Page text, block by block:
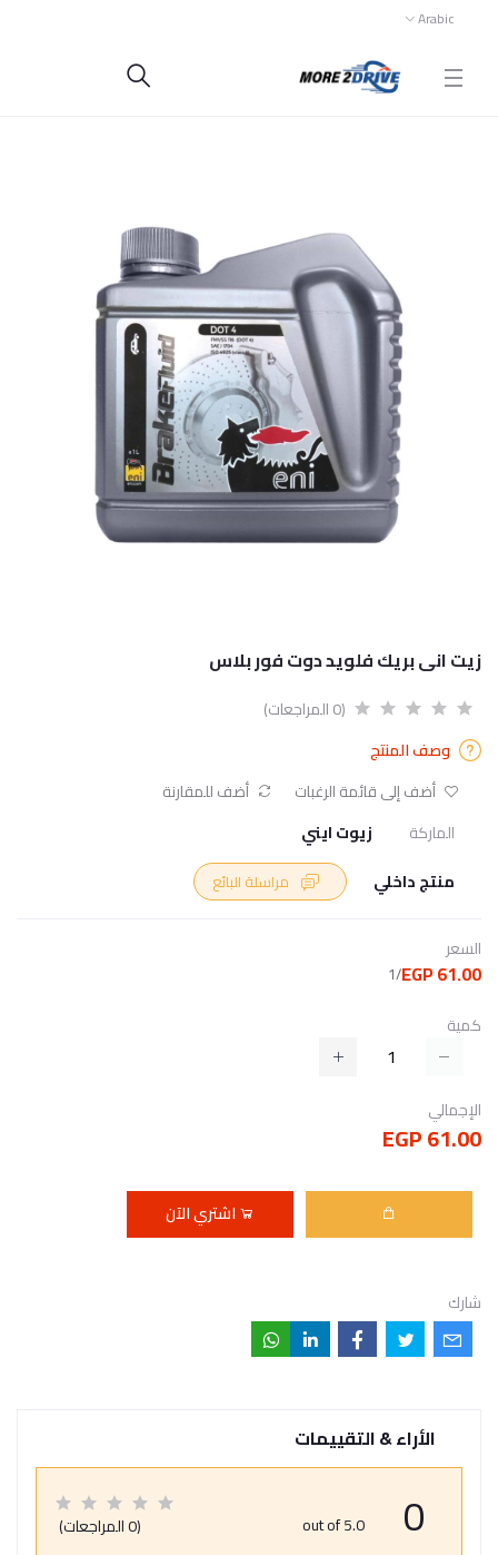
Arabic
زيت انى بريك فلويد دوت فور بلاس
(0 المراجعات)
وصف المنتج
أضف إلى قائمة الرغبات
أضف للمقارنة
الماركة
زيوت ايني
منتج داخلي
السعر
61.00 EGP
/1
كمية
الإجمالي
61.00 EGP
اشتري الآن
شارك
الأراء & التقييمات
0
out of 5.0 (0 المراجعات)